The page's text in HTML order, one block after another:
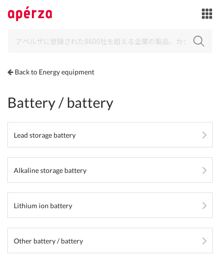
Back to Energy equipment
Battery / battery
Lead storage battery
Alkaline storage battery
Lithium ion battery
Other battery / battery